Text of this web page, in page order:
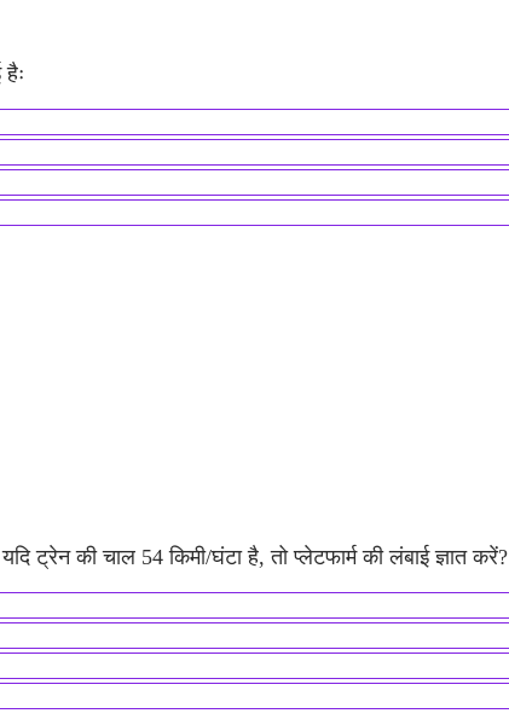
की चाल 54 किमी/घंटा है, तो प्लेटफार्म की लंबाई ज्ञात करें?